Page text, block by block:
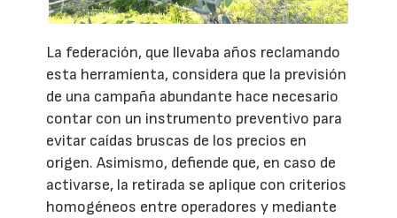
La federación, que llevaba años reclamando
esta herramienta, considera que la previsión
de una campaña abundante hace necesario
contar con un instrumento preventivo para
evitar caídas bruscas de los precios en
origen. Asimismo, defiende que, en caso de
activarse, la retirada se aplique con criterios
homogéneos entre operadores y mediante